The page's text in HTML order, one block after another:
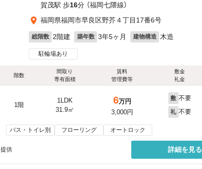
賀茂駅 歩16分 （福岡七隈線）
福岡県福岡市早良区野芥４丁目17番6号
総階数 2階建 築年数 3年5ヶ月 建物構造 木造
駐輪場あり
階数
間取り
専有面積
賃料
管理費等
敷金
礼金
1階
1LDK
31.9㎡
6万円
3,000円
敷 不要
礼 不要
バス・トイレ別 フローリング オートロック
提供 詳細を見る